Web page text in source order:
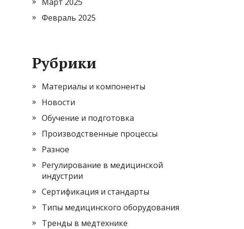
Февраль 2025
Рубрики
Материалы и компоненты
Новости
Обучение и подготовка
Производственные процессы
Разное
Регулирование в медицинской
индустрии
Сертификация и стандарты
Типы медицинского оборудования
Тренды в медтехнике